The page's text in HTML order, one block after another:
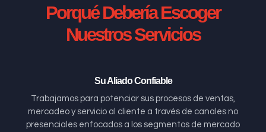
Porqué Debería Escoger
Nuestros Servicios
Su Aliado Confiable
Trabajamos para potenciar sus procesos de ventas,
mercadeo y servicio al cliente a través de canales no
presenciales enfocados a los segmentos de mercado